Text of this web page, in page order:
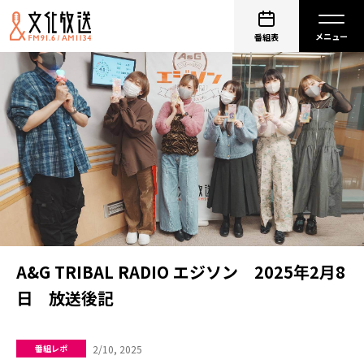
番組表
A&G TRIBAL RADIO エジソン 2025年2月8
日 放送後記
番組レポ 2/10, 2025